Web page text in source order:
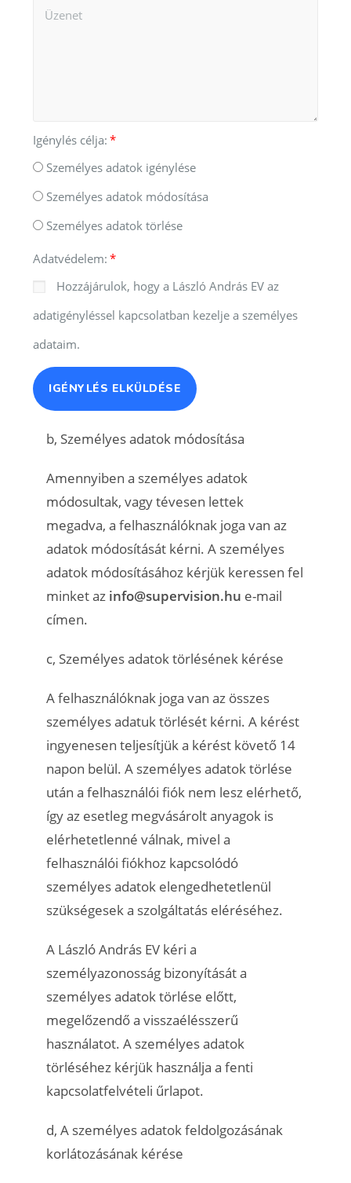
Igénylés célja:
Személyes adatok igénylése
Személyes adatok módosítása
Személyes adatok törlése
Adatvédelem:
Hozzájárulok, hogy a László András EV az
adatigényléssel kapcsolatban kezelje a személyes
adataim.
IGÉNYLÉS ELKÜLDÉSE
b, Személyes adatok módosítása
Amennyiben a személyes adatok
módosultak, vagy tévesen lettek
megadva, a felhasználóknak joga van az
adatok módosítását kérni. A személyes
adatok módosításához kérjük keressen fel
minket az info@supervision.hu e-mail
címen.
c, Személyes adatok törlésének kérése
A felhasználóknak joga van az összes
személyes adatuk törlését kérni. A kérést
ingyenesen teljesítjük a kérést követő 14
napon belül. A személyes adatok törlése
után a felhasználói fiók nem lesz elérhető,
így az esetleg megvásárolt anyagok is
elérhetetlenné válnak, mivel a
felhasználói fiókhoz kapcsolódó
személyes adatok elengedhetetlenül
szükségesek a szolgáltatás eléréséhez.
A László András EV kéri a
személyazonosság bizonyítását a
személyes adatok törlése előtt,
megelőzendő a visszaélésszerű
használatot. A személyes adatok
törléséhez kérjük használja a fenti
kapcsolatfelvételi űrlapot.
d, A személyes adatok feldolgozásának
korlátozásának kérése